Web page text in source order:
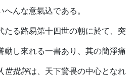
んな意氣込である。
たる路易第十四世の朝に於て、突
動し來れる一書あり、其の簡淨痛
世批評は、天下驚畏の中心となれ